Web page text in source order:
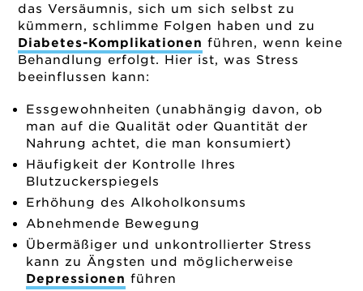
das Versäumnis, sich um sich selbst zu
kümmern, schlimme Folgen haben und zu
Diabetes-Komplikationen führen, wenn keine
Behandlung erfolgt. Hier ist, was Stress
beeinflussen kann:
Essgewohnheiten (unabhängig davon, ob
man auf die Qualität oder Quantität der
Nahrung achtet, die man konsumiert)
Häufigkeit der Kontrolle Ihres
Blutzuckerspiegels
Erhöhung des Alkoholkonsums
Abnehmende Bewegung
Übermäßiger und unkontrollierter Stress
kann zu Ängsten und möglicherweise
Depressionen führen